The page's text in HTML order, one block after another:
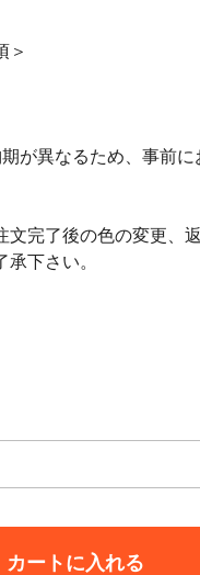
＞
が異なるため、事前に
文完了後の色の変更、
下さい。
カートに入れる